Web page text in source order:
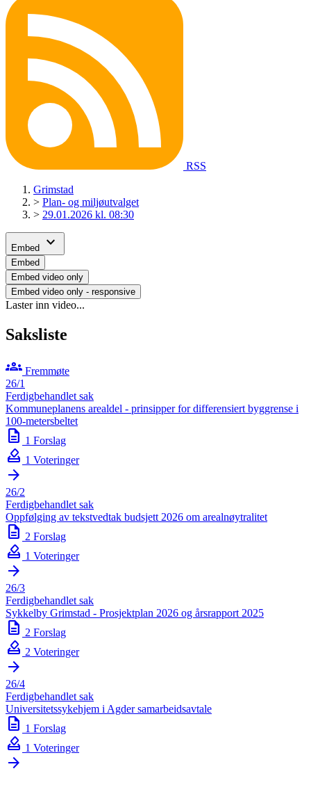
RSS
Grimstad
> Plan- og miljøutvalget
> 29.01.2026 kl. 08:30
Embed expand_more
Embed
Embed video only
Embed video only - responsive
Laster inn video...
Saksliste
groups Fremmøte
26/1
Ferdigbehandlet sak
Kommuneplanens arealdel - prinsipper for differensiert byggrense i
100-metersbeltet
description 1 Forslag
how_to_vote 1 Voteringer
arrow_forward
26/2
Ferdigbehandlet sak
Oppfølging av tekstvedtak budsjett 2026 om arealnøytralitet
description 2 Forslag
how_to_vote 1 Voteringer
arrow_forward
26/3
Ferdigbehandlet sak
Sykkelby Grimstad - Prosjektplan 2026 og årsrapport 2025
description 2 Forslag
how_to_vote 2 Voteringer
arrow_forward
26/4
Ferdigbehandlet sak
Universitetssykehjem i Agder samarbeidsavtale
description 1 Forslag
how_to_vote 1 Voteringer
arrow_forward